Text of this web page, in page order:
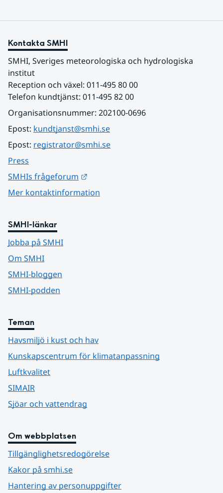
Kontakta SMHI
SMHI, Sveriges meteorologiska och hydrologiska
institut
Reception och växel: 011-495 80 00
Telefon kundtjänst: 011-495 82 00
Organisationsnummer: 202100-0696
Epost: kundtjanst@smhi.se
Epost: registrator@smhi.se
Press
SMHIs frågeforum
Mer kontaktinformation
SMHI-länkar
Jobba på SMHI
Om SMHI
SMHI-bloggen
SMHI-podden
Teman
Havsmiljö i kust och hav
Kunskapscentrum för klimatanpassning
Luftkvalitet
SIMAIR
Sjöar och vattendrag
Om webbplatsen
Tillgänglighetsredogörelse
Kakor på smhi.se
Hantering av personuppgifter